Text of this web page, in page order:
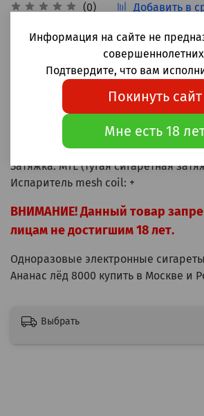
(0) Добавить в
Одноразовые электронные
Ананас лёд 8000 затяжек
Корпус: пластик
Аккумулятор: 650мАч
Крепость: 20мг (2%)
Зарядка: Type-C
Затяжка: MTL (тугая сигаретная
Испаритель mesh coil: +
ВНИМАНИЕ! Данный товар
лицам не достигшим 18 лет.
Одноразовые электронные
Ананас лёд 8000 купить в Москве и
Выбрать
Информация на сайте не
Подтвердите, что вам
Покинуть сайт
Мне есть 18